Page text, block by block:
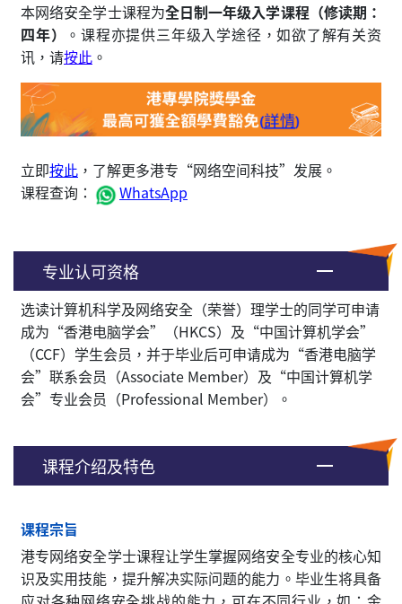
本网络安全学士课程为全日制一年级入学课程（修读期：
四年）
。课程亦提供三年级入学途径，如欲了解有关资
讯，请按此 。
立即按此 ，了解更多港专“网络空间科技”发展。
课程查询：
WhatsApp
专业认可资格
选读计算机科学及网络安全（荣誉）理学士的同学可申请
成为“香港电脑学会”（HKCS）及“中国计算机学会”
（CCF）学生会员，并于毕业后可申请成为“香港电脑学
会”联系会员（Associate Member）及“中国计算机学
会”专业会员（Professional Member）。
课程介绍及特色
课程宗旨
港专网络安全学士课程让学生掌握网络安全专业的核心知
识及实用技能，提升解决实际问题的能力。毕业生将具备